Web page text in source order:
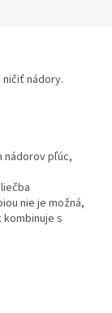
nádory.
nádorov pľúc,
nie je možná,
s